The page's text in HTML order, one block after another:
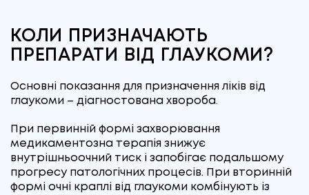
КОЛИ ПРИЗНАЧАЮТЬ
ПРЕПАРАТИ ВІД ГЛАУКОМИ?
Основні показання для призначення ліків від
глаукоми – діагностована хвороба.
При первинній формі захворювання
медикаментозна терапія знижує
внутрішньоочний тиск і запобігає подальшому
прогресу патологічних процесів. При вторинній
формі очні краплі від глаукоми комбінують із